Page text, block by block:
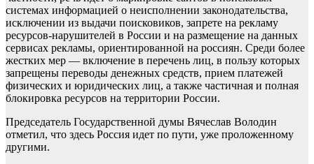
системах информацией о неисполнении законодательства,
исключении из выдачи поисковиков, запрете на рекламу
ресурсов-нарушителей в России и на размещение на данных
сервисах рекламы, ориентированной на россиян. Среди более
жестких мер — включение в перечень лиц, в пользу которых
запрещены переводы денежных средств, прием платежей
физических и юридических лиц, а также частичная и полная
блокировка ресурсов на территории России.
Председатель Государственной думы Вячеслав Володин
отметил, что здесь Россия идет по пути, уже проложенному
другими.